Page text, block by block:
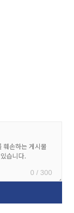
0 / 300